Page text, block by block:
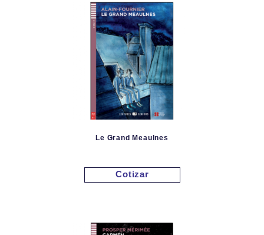
Le Grand Meaulnes
Cotizar